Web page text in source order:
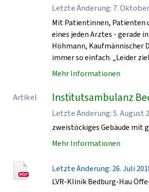
Letzte Änderung: 7.
Mit Patientinnen, Patienten
eines jeden Arztes - gerade
Höhmann, Kaufmännischer
immer so einfach. „Leider
Mehr Informationen
Artikel Institutsambulanz
Letzte Änderung: 5. August
zweistöckiges Gebäude mit
Mehr Informationen
Letzte Änderung: 26. Juli
LVR-Klinik Bedburg-Hau